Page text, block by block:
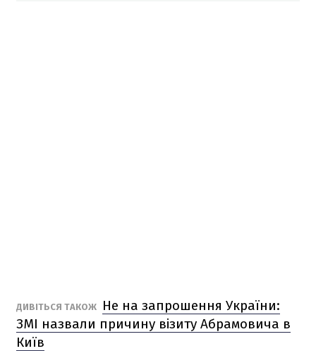
ДИВІТЬСЯ ТАКОЖ
Не на запрошення України:
ЗМІ назвали причину візиту Абрамовича в
Київ